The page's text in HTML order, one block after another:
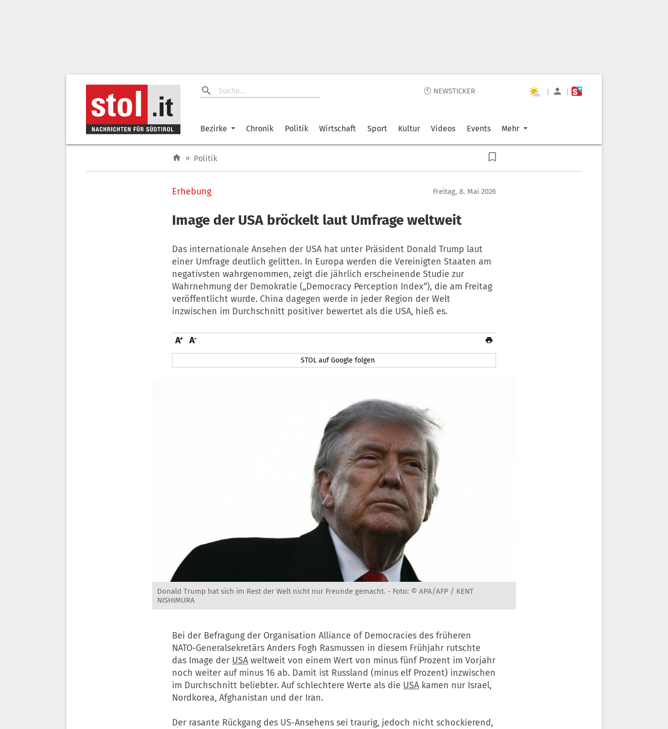
🕙 NEWSTICKER | |
Bezirke Chronik Politik Wirtschaft Sport Kultur Videos Events Mehr
» Politik
Erhebung Freitag, 8. Mai 2026
Image der USA bröckelt laut Umfrage weltweit
Das internationale Ansehen der USA hat unter Präsident Donald Trump laut
einer Umfrage deutlich gelitten. In Europa werden die Vereinigten Staaten am
negativsten wahrgenommen, zeigt die jährlich erscheinende Studie zur
Wahrnehmung der Demokratie („Democracy Perception Index“), die am Freitag
veröffentlicht wurde. China dagegen werde in jeder Region der Welt
inzwischen im Durchschnitt positiver bewertet als die USA, hieß es.
STOL auf Google folgen
Donald Trump hat sich im Rest der Welt nicht nur Freunde gemacht. - Foto: © APA/AFP / KENT
NISHIMURA
Bei der Befragung der Organisation Alliance of Democracies des früheren
NATO-Generalsekretärs Anders Fogh Rasmussen in diesem Frühjahr rutschte
das Image der USA weltweit von einem Wert von minus fünf Prozent im Vorjahr
noch weiter auf minus 16 ab. Damit ist Russland (minus elf Prozent) inzwischen
im Durchschnitt beliebter. Auf schlechtere Werte als die USA kamen nur Israel,
Nordkorea, Afghanistan und der Iran.
Der rasante Rückgang des US-Ansehens sei traurig, jedoch nicht schockierend,